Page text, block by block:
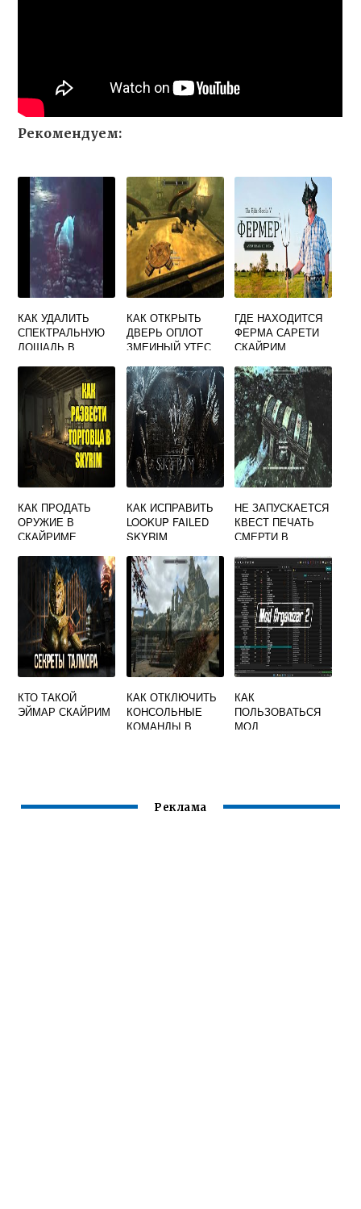
Рекомендуем:
КАК УДАЛИТЬ
СПЕКТРАЛЬНУЮ
ЛОШАДЬ В
КАК ОТКРЫТЬ
ДВЕРЬ ОПЛОТ
ЗМЕИНЫЙ УТЕС
ГДЕ НАХОДИТСЯ
ФЕРМА САРЕТИ
СКАЙРИМ
КАК ПРОДАТЬ
ОРУЖИЕ В
СКАЙРИМЕ
КАК ИСПРАВИТЬ
LOOKUP FAILED
SKYRIM
НЕ ЗАПУСКАЕТСЯ
КВЕСТ ПЕЧАТЬ
СМЕРТИ В
КТО ТАКОЙ
ЭЙМАР СКАЙРИМ
КАК ОТКЛЮЧИТЬ
КОНСОЛЬНЫЕ
КОМАНДЫ В
КАК
ПОЛЬЗОВАТЬСЯ
МОД
Реклама